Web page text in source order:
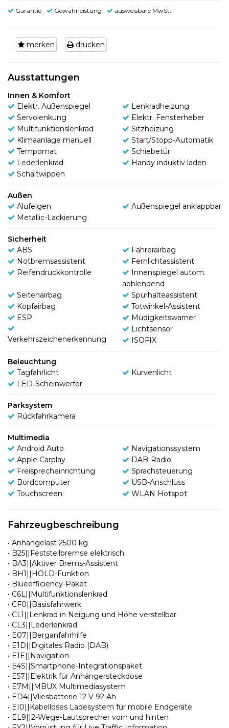
Garantie Gewährleistung ausweisbare MwSt.
merken drucken
Ausstattungen
Innen & Komfort
Elektr. Außenspiegel
Lenkradheizung
Servolenkung
Elektr. Fensterheber
Multifunktionslenkrad
Sitzheizung
Klimaanlage manuell
Start/Stopp-Automatik
Tempomat
Schiebetür
Lederlenkrad
Handy induktiv laden
Schaltwippen
Außen
Alufelgen
Außenspiegel anklappbar
Metallic-Lackierung
Sicherheit
ABS
Fahrerairbag
Notbremsassistent
Fernlichtassistent
Reifendruckkontrolle
Innenspiegel autom.
abblendend
Seitenairbag
Spurhalteassistent
Kopfairbag
Totwinkel-Assistent
ESP
Müdigkeitswarner
Verkehrszeichenerkennung
Lichtsensor
ISOFIX
Beleuchtung
Tagfahrlicht
Kurvenlicht
LED-Scheinwerfer
Parksystem
Rückfahrkamera
Multimedia
Android Auto
Navigationssystem
Apple Carplay
DAB-Radio
Freisprecheinrichtung
Sprachsteuerung
Bordcomputer
USB-Anschluss
Touchscreen
WLAN Hotspot
Fahrzeugbeschreibung
• Anhängelast 2500 kg
• B25||Feststellbremse elektrisch
• BA3||Aktiver Brems-Assistent
• BH1||HOLD-Funktion
• Blueefficiency-Paket
• C6L||Multifunktionslenkrad
• CF0||Basisfahrwerk
• CL1||Lenkrad in Neigung und Höhe verstellbar
• CL3||Lederlenkrad
• E07||Berganfahrhilfe
• E1D||Digitales Radio (DAB)
• E1E||Navigation
• E4S||Smartphone-Integrationspaket
• E57||Elektrik für Anhängersteckdose
• E7M||MBUX Multimediasystem
• ED4||Vliesbatterie 12 V 92 Ah
• EI0||Kabelloses Ladesystem für mobile Endgeräte
• EL9||2-Wege-Lautsprecher vorn und hinten